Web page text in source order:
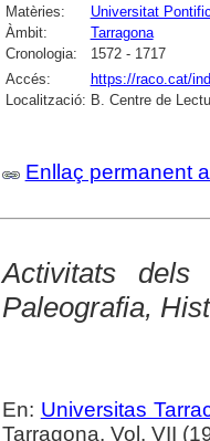
Matèries:
Universitat
Àmbit:
Tarragona
Cronologia:
1572 - 1717
Accés:
https://raco.cat/
Localització: B. Centre de
Enllaç permanent
Activitats dels
Paleografia,
En: Universitas
Tarragona. Vol. VII